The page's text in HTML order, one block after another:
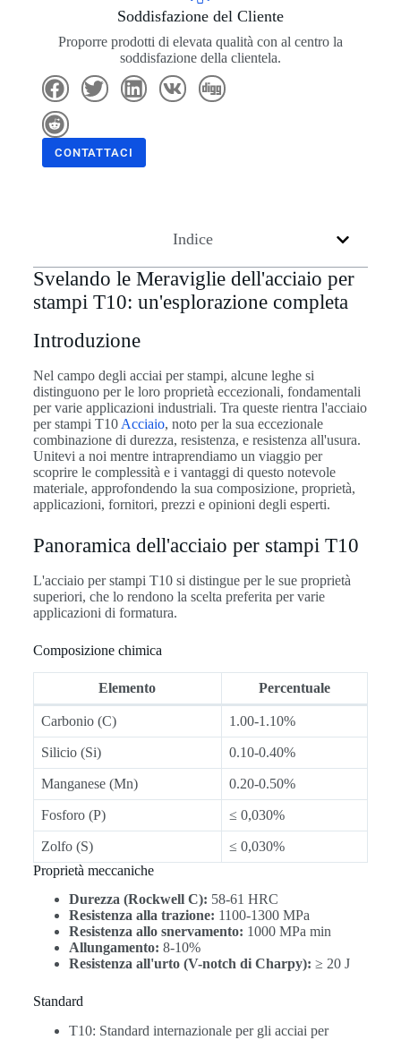
Soddisfazione del Cliente
Proporre prodotti di elevata qualità con al centro la
soddisfazione della clientela.
CONTATTACI
Indice
Svelando le Meraviglie dell'acciaio per
stampi T10: un'esplorazione completa
Introduzione
Nel campo degli acciai per stampi, alcune leghe si
distinguono per le loro proprietà eccezionali, fondamentali
per varie applicazioni industriali. Tra queste rientra l'acciaio
per stampi T10 Acciaio, noto per la sua eccezionale
combinazione di durezza, resistenza, e resistenza all'usura.
Unitevi a noi mentre intraprendiamo un viaggio per
scoprire le complessità e i vantaggi di questo notevole
materiale, approfondendo la sua composizione, proprietà,
applicazioni, fornitori, prezzi e opinioni degli esperti.
Panoramica dell'acciaio per stampi T10
L'acciaio per stampi T10 si distingue per le sue proprietà
superiori, che lo rendono la scelta preferita per varie
applicazioni di formatura.
Composizione chimica
Elemento Percentuale
Carbonio (C) 1.00-1.10%
Silicio (Si) 0.10-0.40%
Manganese (Mn) 0.20-0.50%
Fosforo (P) ≤ 0,030%
Zolfo (S)
≤ 0,030%
Proprietà meccaniche
Durezza (Rockwell C): 58-61 HRC
Resistenza alla trazione: 1100-1300 MPa
Resistenza allo snervamento: 1000 MPa min
Allungamento: 8-10%
Resistenza all'urto (V-notch di Charpy): ≥ 20 J
Standard
T10: Standard internazionale per gli acciai per